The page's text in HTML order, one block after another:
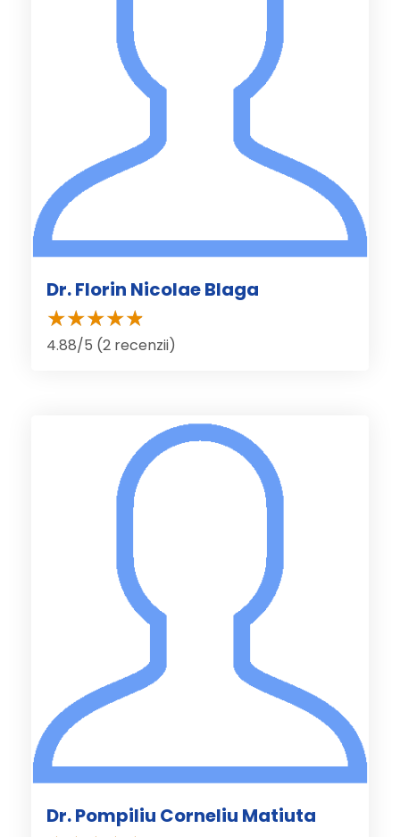
Dr. Florin Nicolae Blaga
4.88/5 (2 recenzii)
Dr. Pompiliu Corneliu Matiuta